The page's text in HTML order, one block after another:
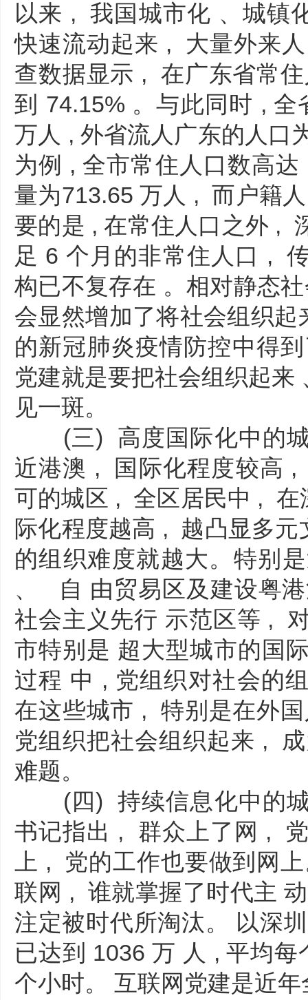
以来 , 我国城市化 、城镇
快速流动起来 , 大量外来
查数据显示 , 在广东省常
到 74.15% 。与此同时 ,
万人 , 外省流人广东的人口
为例 , 全市常住人口数高
量为713.65 万人 , 而户籍
要的是 , 在常住人口之外 ,
足 6 个月的非常住人口 ,
构已不复存在 。相对静态
会显然增加了将社会组织
的新冠肺炎疫情防控中得
党建就是要把社会组织起来
见一斑。
(三) 高度国际化中的城
近港澳 , 国际化程度较高
可的城区 , 全区居民中 ,
际化程度越高 , 越凸显多
的组织难度就越大。特别
、 自 由贸易区及建设粤
社会主义先行 示范区等 ,
市特别是 超大型城市的国
过程 中 , 党组织对社会的
在这些城市 , 特别是在外
党组织把社会组织起来 ,
难题。
(四) 持续信息化中的城
书记指出 , 群众上了网 ,
上 , 党的工作也要做到网
联网 , 谁就掌握了时代主
注定被时代所淘汰。 以深
已达到 1036 万 人 , 平均
个小时。 互联网党建是近